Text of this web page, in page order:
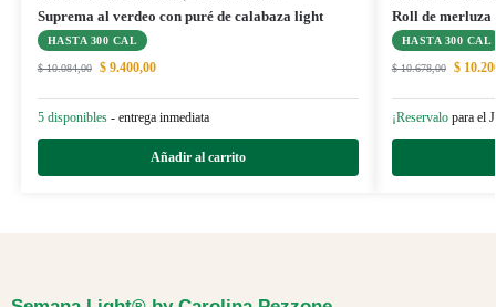
Suprema al verdeo con puré de calabaza light
HASTA 300 CAL
$10.084,00 $9.400,00
5 disponibles- entrega inmediata
Añadir al carrito
Roll de merluza
HASTA 300 CAL
$10.678,00 $
¡Reservalopara el